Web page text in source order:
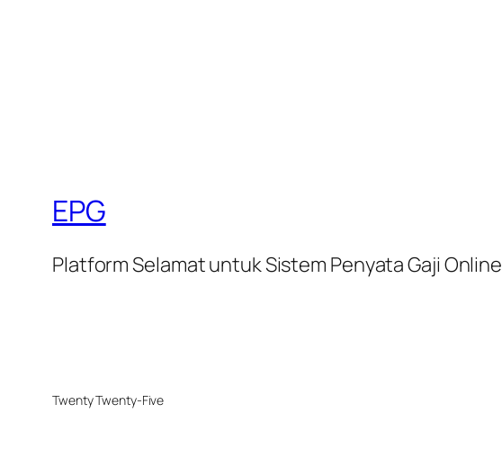
EPG
Platform Selamat untuk Sistem Penyata Gaji Online
Twenty Twenty-Five